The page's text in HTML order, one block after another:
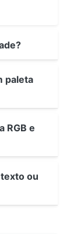
paleta
RGB e
ou